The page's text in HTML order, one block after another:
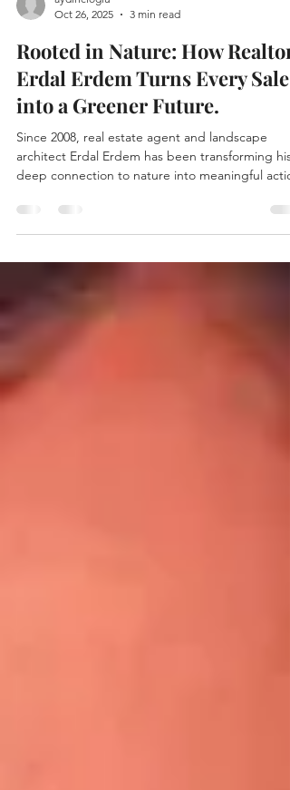
aydincioglu
Oct 26, 2025
3 min read
Rooted in Nature: How Realtor
Erdal Erdem Turns Every Sale
into a Greener Future.
architect Erdal Erdem has been transforming his
deep connection to nature into meaningful
his professional success with a genuine
commitment to environmental stewardship. His
passion for the natural world has led him to plant
symbol of grati